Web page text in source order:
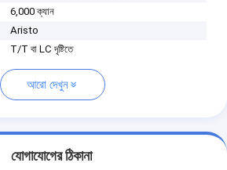
6,000 ক্যান
Aristo
T/T বা LC দৃষ্টিতে
আরো দেখুন
যোগাযোগের ঠিকানা